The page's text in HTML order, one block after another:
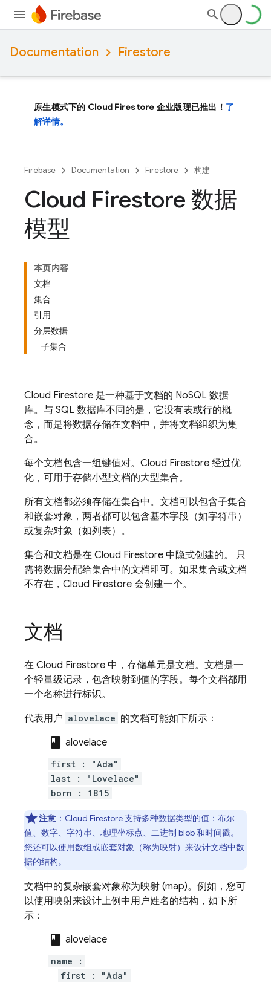
Documentation Firestore
原生模式下的 Cloud Firestore 企业版现已推出！ 了
解详情。
Firebase Documentation Firestore 构建
Cloud Firestore 数据
模型
本页内容
文档
集合
引用
分层数据
子集合
Cloud Firestore 是一种基于文档的 NoSQL 数据
库。与 SQL 数据库不同的是，它没有表或行的概
念，而是将数据存储在文档中，并将文档组织为集
合。
每个文档包含一组键值对。 Cloud Firestore 经过优
化，可用于存储小型文档的大型集合。
所有文档都必须存储在集合中。文档可以包含子集合
和嵌套对象，两者都可以包含基本字段（如字符串）
或复杂对象（如列表）。
集合和文档是在 Cloud Firestore 中隐式创建的。 只
需将数据分配给集合中的文档即可。如果集合或文档
不存在， Cloud Firestore 会创建一个。
文档
在 Cloud Firestore 中，存储单元是文档。文档是一
个轻量级记录，包含映射到值的字段。每个文档都用
一个名称进行标识。
代表用户 alovelace 的文档可能如下所示：
class alovelace
first : "Ada"
last : "Lovelace"
born : 1815
注意 ： Cloud Firestore支持多种数据类型的值：布尔
值、数字、字符串、地理坐标点、二进制 blob 和时间戳。
您还可以使用数组或嵌套对象（称为映射）来设计文档中数
据的结构。
文档中的复杂嵌套对象称为映射 (map)。例如，您可
以使用映射来设计上例中用户姓名的结构，如下所
示：
class alovelace
name :
first : "Ada"